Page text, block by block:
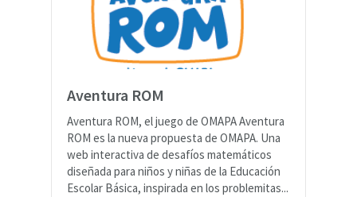
Aventura ROM
Aventura ROM, el juego de OMAPA Aventura
ROM es la nueva propuesta de OMAPA. Una
web interactiva de desafíos matemáticos
diseñada para niños y niñas de la Educación
Escolar Básica, inspirada en los problemitas...